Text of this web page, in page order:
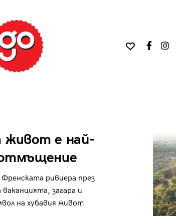
живот е най-
ривиера през
загара и
на хубавия живот